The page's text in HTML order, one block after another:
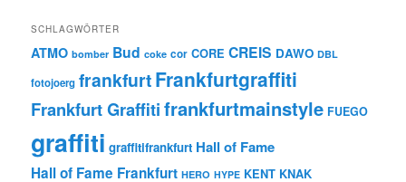
SCHLAGWÖRTER
ATMO bomber Bud coke cor CORE CREIS DAWO DBL
fotojoerg frankfurtFrankfurtgraffiti
Frankfurt Graffitifrankfurtmainstyle FUEGO
graffiti graffitifrankfurt Hall of Fame
Hall of Fame Frankfurt HERO HYPE KENT KNAK